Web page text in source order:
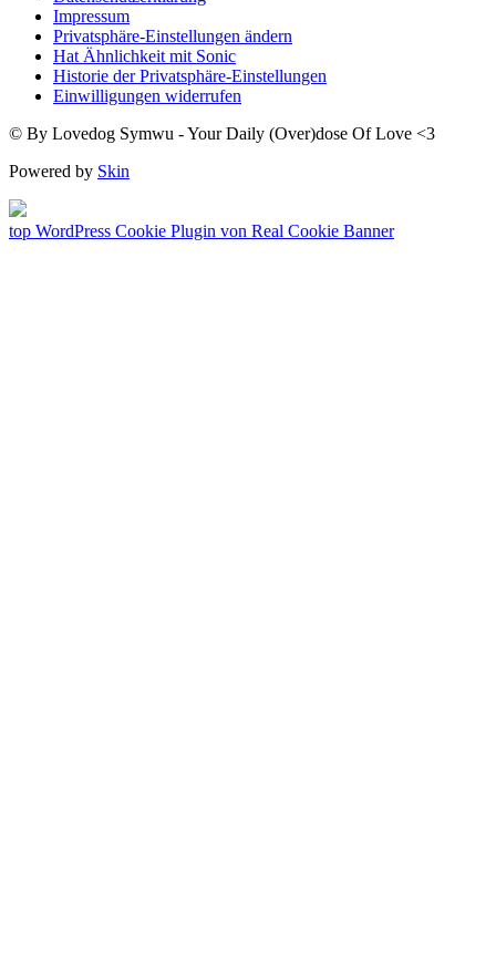
Impressum
Privatsphäre-Einstellungen ändern
Hat Ähnlichkeit mit Sonic
Historie der Privatsphäre-Einstellungen
Einwilligungen widerrufen
© By Lovedog Symwu - Your Daily (Over)dose Of Love <3
Powered by Skin
top WordPress Cookie Plugin von Real Cookie Banner